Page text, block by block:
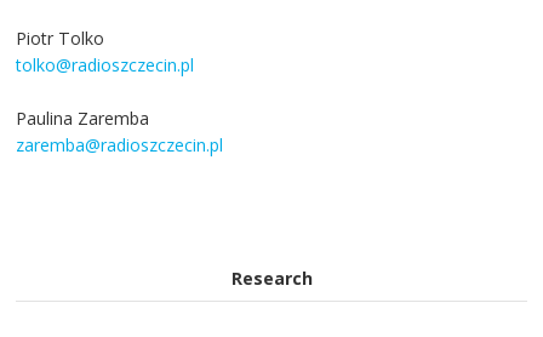
Piotr Tolko
tolko@radioszczecin.pl
Paulina Zaremba
zaremba@radioszczecin.pl
Research